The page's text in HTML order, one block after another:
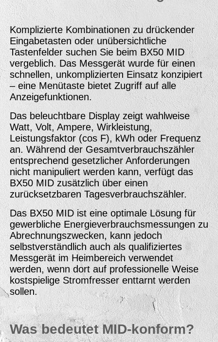
Komplizierte Kombinationen zu drückender
Eingabetasten oder unübersichtliche
Tastenfelder suchen Sie beim BX50 MID
vergeblich. Das Messgerät wurde für einen
schnellen, unkomplizierten Einsatz konzipiert
– eine Menütaste bietet Zugriff auf alle
Anzeigefunktionen.
Das beleuchtbare Display zeigt wahlweise
Watt, Volt, Ampere, Wirkleistung,
Leistungsfaktor (cos F), kWh oder Frequenz
an. Während der Gesamtverbrauchszähler
entsprechend gesetzlicher Anforderungen
nicht manipuliert werden kann, verfügt das
BX50 MID zusätzlich über einen
zurücksetzbaren Tagesverbrauchszähler.
Das BX50 MID ist eine optimale Lösung für
gewerbliche Energieverbrauchsmessungen zu
Abrechnungszwecken, kann jedoch
selbstverständlich auch als qualifiziertes
Messgerät im Heimbereich verwendet
werden, wenn dort auf professionelle Weise
kostspielige Stromfresser enttarnt werden
sollen.
Was bedeutet MID-konform?